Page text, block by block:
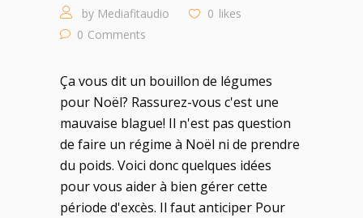
by Mediafitaudio 0 likes
0 Comments
Ça vous dit un bouillon de légumes
pour Noël? Rassurez-vous c'est une
mauvaise blague! Il n'est pas question
de faire un régime à Noël ni de prendre
du poids. Voici donc quelques idées
pour vous aider à bien gérer cette
période d'excès. Il faut anticiper Pour